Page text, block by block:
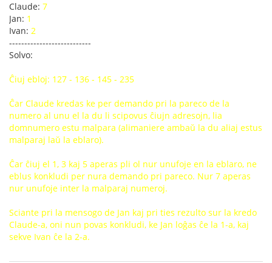
Claude: 7
Jan: 1
Ivan: 2
---------------------------
Solvo:
Ĉiuj ebloj: 127 - 136 - 145 - 235
Ĉar Claude kredas ke per demando pri la pareco de la
numero al unu el la du li scipovus ĉiujn adresojn, lia
domnumero estu malpara (alimaniere ambaŭ la du aliaj estus
malparaj laŭ la eblaro).
Ĉar ĉiuj el 1, 3 kaj 5 aperas pli ol nur unufoje en la eblaro, ne
eblus konkludi per nura demando pri pareco. Nur 7 aperas
nur unufoje inter la malparaj numeroj.
Sciante pri la mensogo de Jan kaj pri ties rezulto sur la kredo
Claude-a, oni nun povas konkludi, ke Jan loĝas ĉe la 1-a, kaj
sekve Ivan ĉe la 2-a.